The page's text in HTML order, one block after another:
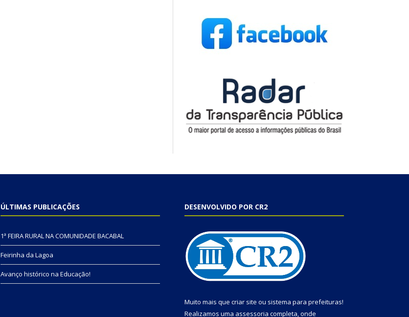
ÚLTIMAS PUBLICAÇÕES
1ª FEIRA RURAL NA COMUNIDADE BACABAL
Feirinha da Lagoa
Avanço histórico na Educação!
DESENVOLVIDO POR CR2
Muito mais que criar site ou sistema para prefeituras!
Realizamos uma assessoria completa, onde